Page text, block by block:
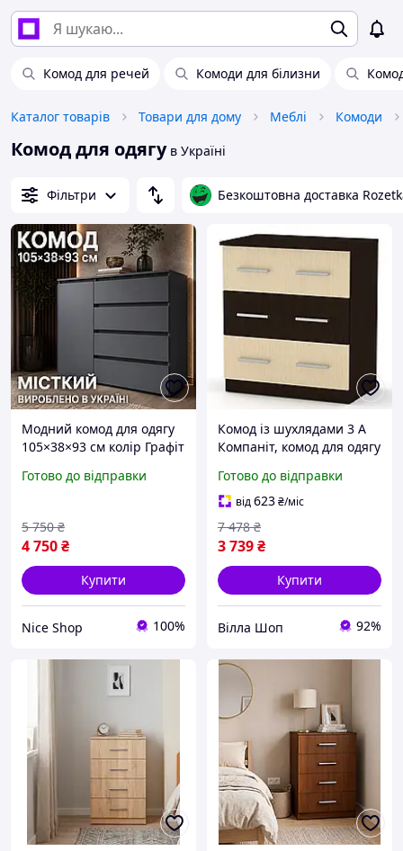
Комод для речей Комоди для білизни
Каталог товарів Товари для дому Меблі Комоди
Комод для одягув Україні
Фільтри Безкоштовна доставка
Модний комод для одягу
105×38×93 см колір Графіт
4 ящики, сучасні комоди
Готово до відправки
4 750₴
5 750 ₴
Купити
Nice Shop 100%
Комод із шухлядами 3 А
Компаніт, комод для одягу
Готово до відправки
від623₴/міс
3 739₴
7 478 ₴
Купити
Вілла Шоп 92%